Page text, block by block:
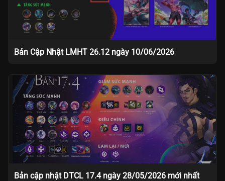
Bản Cập Nhật LMHT 26.12 ngày 10/06/2026
Bản cập nhật DTCL 17.4 ngày 28/05/2026 mới nhất